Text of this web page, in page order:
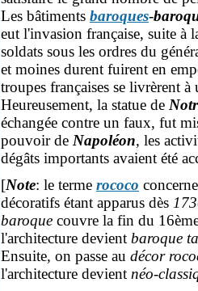
Les bâtiments baroques-
eut l'invasion française, suite à
soldats sous les ordres du
et moines durent fuirent en
troupes françaises se livrèrent
Heureusement, la statue de
échangée contre un faux, fut
pouvoir de Napoléon, les
dégâts importants avaient été
[Note: le terme rococo
décoratifs étant apparus dès
baroque couvre la fin du
l'architecture devient baroque
Ensuite, on passe au décor
l'architecture devient néo-